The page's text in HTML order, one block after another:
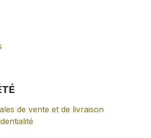
de vente et de livraison